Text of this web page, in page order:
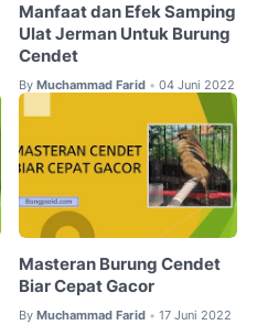
Manfaat dan Efek Samping
Ulat Jerman Untuk Burung
Cendet
By Muchammad Farid • 04 Juni 2022
Masteran Burung Cendet
Biar Cepat Gacor
By Muchammad Farid • 17 Juni 2022